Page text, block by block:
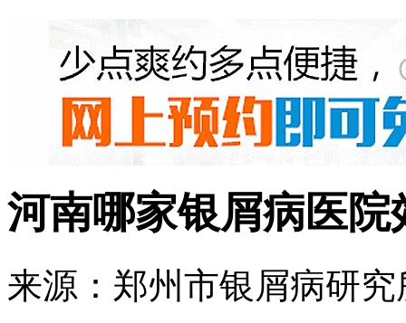
河南哪家银屑病医院
来源：郑州市银屑病研